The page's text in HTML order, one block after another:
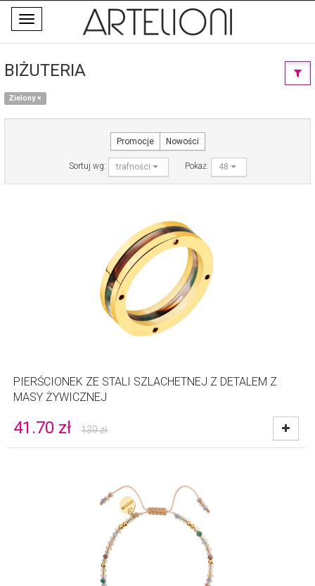
Toggle
navigation
BIŻUTERIA
Zielony×
Promocje Nowości
Sortuj wg: trafności Pokaż: 48
PIERŚCIONEK ZE STALI SZLACHETNEJ Z DETALEM Z
MASY ŻYWICZNEJ
41.70 zł 139zł